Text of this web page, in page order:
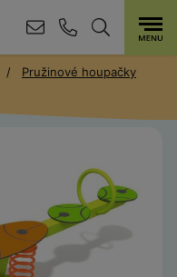
Pružinové houpačky